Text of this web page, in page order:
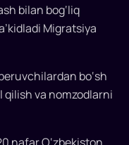
bilan bog‘liq
Migratsiya
bo‘sh
qilish va nomzodlarni